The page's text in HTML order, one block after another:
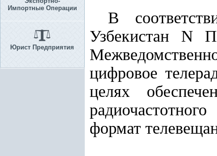
Импортные Операции
Юрист Предприятия
В
Узбекистан N
цифровое
целях
формат